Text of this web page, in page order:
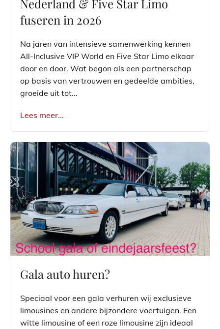
Nederland & Five Star Limo
fuseren in 2026
Na jaren van intensieve samenwerking kennen
All-Inclusive VIP World en Five Star Limo elkaar
door en door. Wat begon als een partnerschap
op basis van vertrouwen en gedeelde ambities,
groeide uit tot...
Lees meer...
Gala auto huren?
Speciaal voor een gala verhuren wij exclusieve
limousines en andere bijzondere voertuigen. Een
witte limousine of een roze limousine zijn ideaal